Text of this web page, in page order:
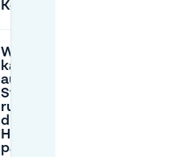
Koe?
Wie lange
kann ich
auf der
Straße
rund um
die Grote
Hoogstraat
parken?